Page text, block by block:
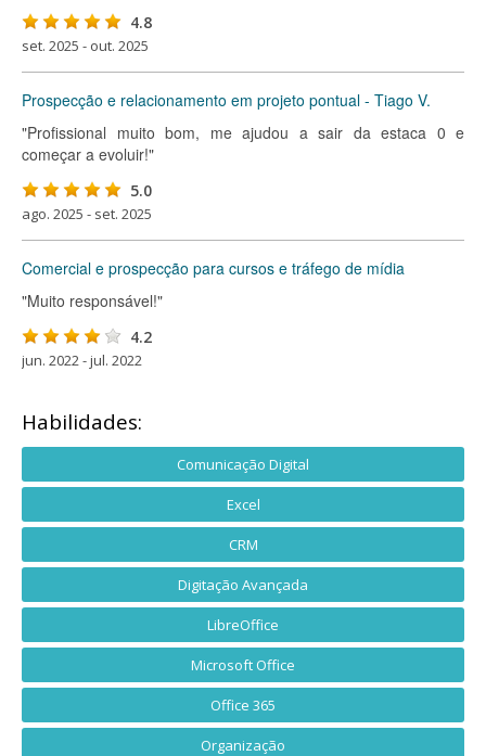
4.8
set. 2025 - out. 2025
Prospecção e relacionamento em projeto pontual - Tiago V.
"Profissional muito bom, me ajudou a sair da estaca 0 e
começar a evoluir!"
5.0
ago. 2025 - set. 2025
Comercial e prospecção para cursos e tráfego de mídia
"Muito responsável!"
4.2
jun. 2022 - jul. 2022
Habilidades:
Comunicação Digital
Excel
CRM
Digitação Avançada
LibreOffice
Microsoft Office
Office 365
Organização